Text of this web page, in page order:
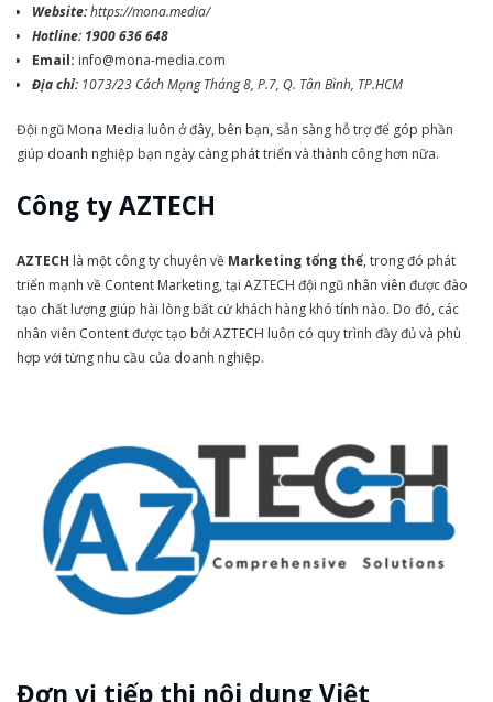
Website:https://mona.media/
Hotline: 1900 636 648
Email: info@mona-media.com
Địa chỉ: 1073/23 Cách Mạng Tháng 8, P.7, Q. Tân Bình, TP.HCM
Đội ngũ Mona Media luôn ở đây, bên bạn, sẵn sàng hỗ trợ để góp phần
giúp doanh nghiệp bạn ngày càng phát triển và thành công hơn nữa.
Công ty AZTECH
AZTECH là một công ty chuyên về Marketing tổng thể, trong đó phát
triển mạnh về Content Marketing, tại AZTECH đội ngũ nhân viên được đào
tạo chất lượng giúp hài lòng bất cứ khách hàng khó tính nào. Do đó, các
nhân viên Content được tạo bởi AZTECH luôn có quy trình đầy đủ và phù
hợp với từng nhu cầu của doanh nghiệp.
Đơn vị tiếp thị nội dung Việt